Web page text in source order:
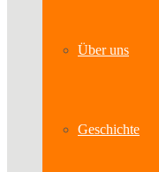
Über uns
Geschichte